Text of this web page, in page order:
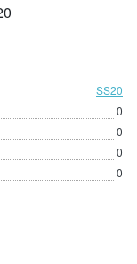
SS20
0
0
0
0